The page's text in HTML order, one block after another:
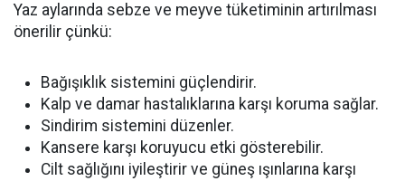
Yaz aylarında sebze ve meyve tüketiminin artırılması
önerilir çünkü:
Bağışıklık sistemini güçlendirir.
Kalp ve damar hastalıklarına karşı koruma sağlar.
Sindirim sistemini düzenler.
Kansere karşı koruyucu etki gösterebilir.
Cilt sağlığını iyileştirir ve güneş ışınlarına karşı